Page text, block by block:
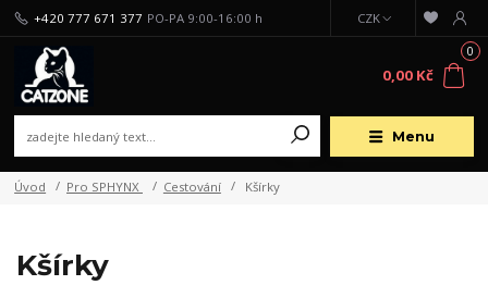
Menu
CZK
+420 777 671 377 PO-PA 9:00-16:00 h
0
0,00 Kč
Úvod Pro SPHYNX Cestování Kšírky
Kšírky